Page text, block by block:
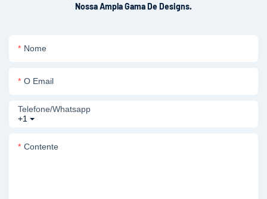
Nossa Ampla Gama De Designs.
Nome
O Email
+1
Telefone/whatsapp
Contente